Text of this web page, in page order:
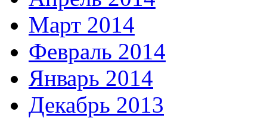
Март 2014
Февраль 2014
Январь 2014
Декабрь 2013